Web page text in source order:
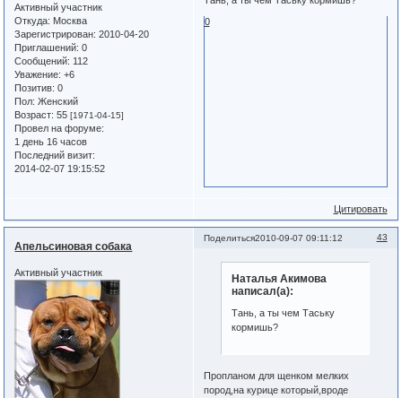
Активный участник
Откуда: Москва
Зарегистрирован: 2010-04-20
Приглашений: 0
Сообщений: 112
Уважение: +6
Позитив: 0
Пол: Женский
Возраст: 55[1971-04-15]
Провел на форуме:
1 день 16 часов
Последний визит:
2014-02-07 19:15:52
0
Цитировать
Поделиться 43
2010-09-07 09:11:12
Апельсиновая собака
Активный участник
Наталья Акимова
написал(а):
Тань, а ты чем Таську
кормишь?
Пропланом для щенком мелких
пород,на курице который,вроде